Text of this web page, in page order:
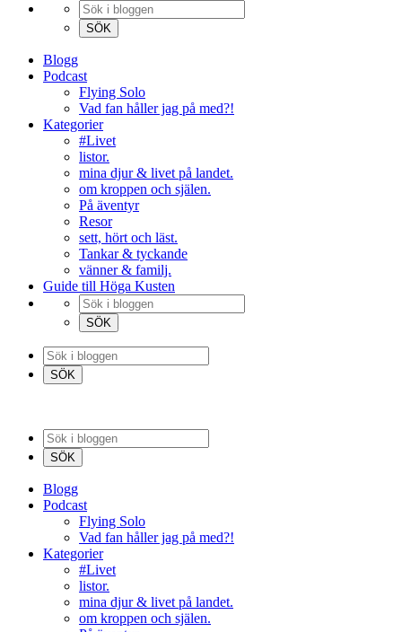
Blogg
Podcast
Flying Solo
Vad fan håller jag på med?!
Kategorier
#Livet
listor.
mina djur & livet på landet.
om kroppen och själen.
På äventyr
Resor
sett, hört och läst.
Tankar & tyckande
vänner & familj.
Guide till Höga Kusten
Blogg
Podcast
Flying Solo
Vad fan håller jag på med?!
Kategorier
#Livet
listor.
mina djur & livet på landet.
om kroppen och själen.